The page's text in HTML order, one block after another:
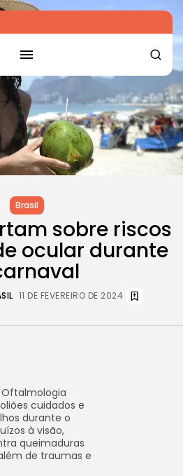
Brasil
sobre riscos
ocular durante
11 DE FEVEREIRO DE 2024
Oftalmologia
cuidados e
durante o
à visão,
queimaduras
de traumas e